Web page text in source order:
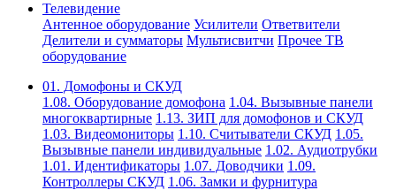
Телевидение
Антенное оборудование Усилители Ответвители
Делители и сумматоры Мультисвитчи Прочее ТВ
оборудование
01. Домофоны и СКУД
1.08. Оборудование домофона 1.04. Вызывные панели
многоквартирные 1.13. ЗИП для домофонов и СКУД
1.03. Видеомониторы 1.10. Считыватели СКУД 1.05.
Вызывные панели индивидуальные 1.02. Аудиотрубки
1.01. Идентификаторы 1.07. Доводчики 1.09.
Контроллеры СКУД 1.06. Замки и фурнитура